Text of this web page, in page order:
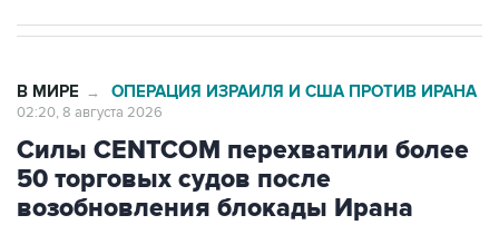
В МИРЕ → ОПЕРАЦИЯ ИЗРАИЛЯ И США ПРОТИВ ИРАНА
02:20, 8 августа 2026
Силы CENTCOM перехватили более
50 торговых судов после
возобновления блокады Ирана